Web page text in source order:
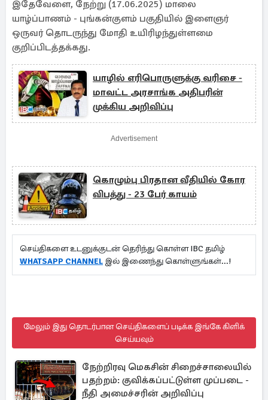
இதேவேளை, நேற்று (17.06.2025) மாலை
யாழ்ப்பாணம் - புங்கன்குளம் பகுதியில் இளைஞர்
ஒருவர் தொடருந்து மோதி உயிரிழந்துள்ளமை
குறிப்பிடத்தக்கது.
யாழில் எரிபொருளுக்கு வரிசை -
மாவட்ட அரசாங்க அதிபரின்
முக்கிய அறிவிப்பு
Advertisement
கொழும்பு பிரதான வீதியில் கோர
விபத்து - 23 பேர் காயம்
செய்திகளை உடனுக்குடன் தெரிந்து கொள்ள IBC தமிழ்
WHATSAPP CHANNEL இல் இணைந்து கொள்ளுங்கள்...!
மேலும் இது தொடர்பான செய்திகளைப் படிக்க இங்கே கிளிக்
செய்யவும்
நேற்றிரவு மெகசின் சிறைச்சாலையில்
பதற்றம்: குவிக்கப்பட்டுள்ள முப்படை -
நீதி அமைச்சரின் அறிவிப்பு